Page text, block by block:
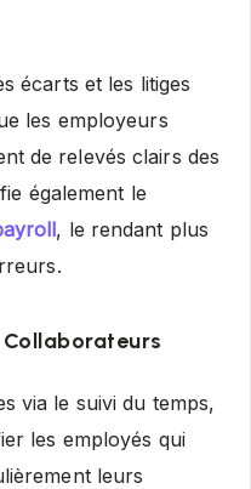
écarts et les litiges
les employeurs
de relevés clairs des
également le
, le rendant plus
via le suivi du temps,
les employés qui
leurs